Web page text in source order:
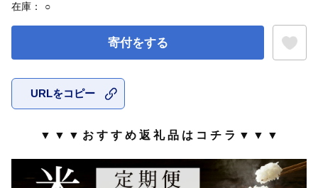
在庫： ○
寄付をする
URLをコピー
▼ ▼ ▼ お す す め 返 礼 品 は コ チ ラ ▼ ▼ ▼